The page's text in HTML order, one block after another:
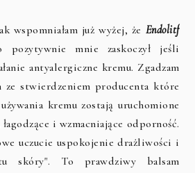
wspomniałam już wyżej, że Endolitf
mnie zaskoczył jeśli
antyalergiczne kremu. Zgadzam
ze stwierdzeniem producenta które
kremu zostają uruchomione
i wzmacniające odporność.
uczucie uspokojenie drażliwości i
skóry". To prawdziwy balsam